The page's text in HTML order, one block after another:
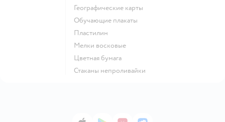
Географические карты
Обучающие плакаты
Пластилин
Мелки восковые
Цветная бумага
Стаканы непроливайки